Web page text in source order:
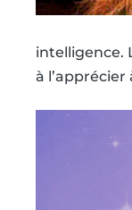
intelligence.
à